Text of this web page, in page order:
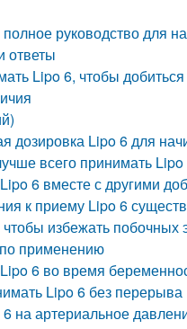
руководство для
ответы
Lipo 6, чтобы
дозировка Lipo 6 для
всего принимать Lipo
6 вместе с другими
к приему Lipo 6
избежать побочных
применению
6 во время
Lipo 6 без перерыва
на артериальное